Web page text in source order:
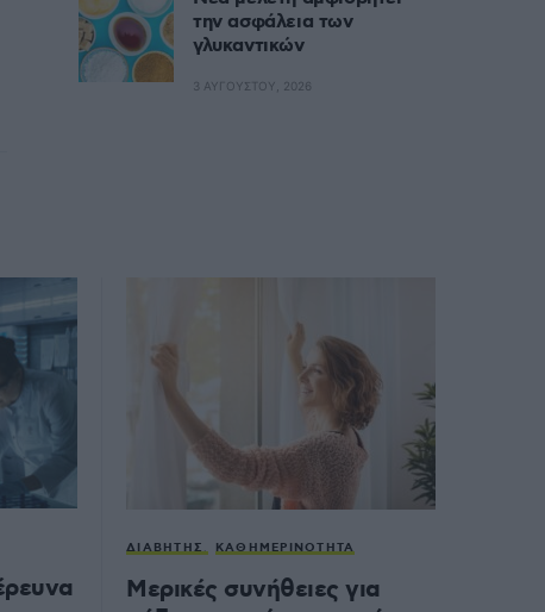
την ασφάλεια των
γλυκαντικών
3 ΑΥΓΟΎΣΤΟΥ, 2026
ΔΙΑΒΉΤΗΣ ΚΑΘΗΜΕΡΙΝΌΤΗΤΑ
Μερικές συνήθειες για